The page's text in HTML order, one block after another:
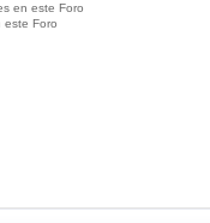
en este Foro
este Foro